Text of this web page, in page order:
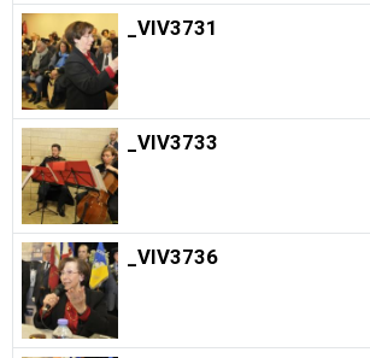
_VIV3731
_VIV3733
_VIV3736